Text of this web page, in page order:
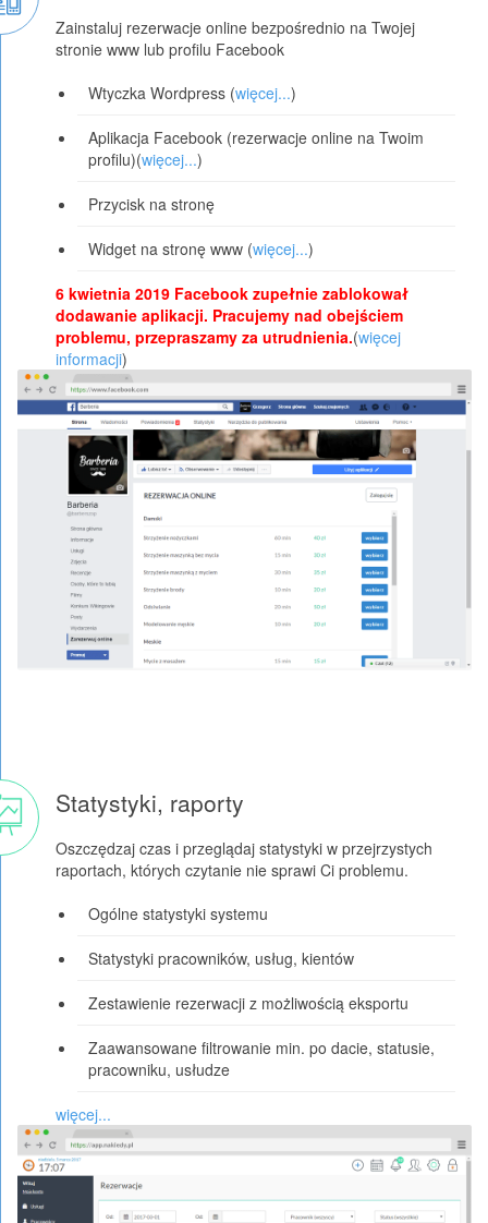
Zainstaluj rezerwacje online bezpośrednio na Twojej
stronie www lub profilu Facebook
Wtyczka Wordpress (więcej...)
Aplikacja Facebook (rezerwacje online na Twoim
profilu)(więcej...)
Przycisk na stronę
Widget na stronę www (więcej...)
6 kwietnia 2019 Facebook zupełnie zablokował
dodawanie aplikacji. Pracujemy nad obejściem
problemu, przepraszamy za utrudnienia.(więcej
informacji)
Statystyki, raporty
Oszczędzaj czas i przeglądaj statystyki w przejrzystych
raportach, których czytanie nie sprawi Ci problemu.
Ogólne statystyki systemu
Statystyki pracowników, usług, kientów
Zestawienie rezerwacji z możliwością eksportu
Zaawansowane filtrowanie min. po dacie, statusie,
pracowniku, usłudze
więcej...